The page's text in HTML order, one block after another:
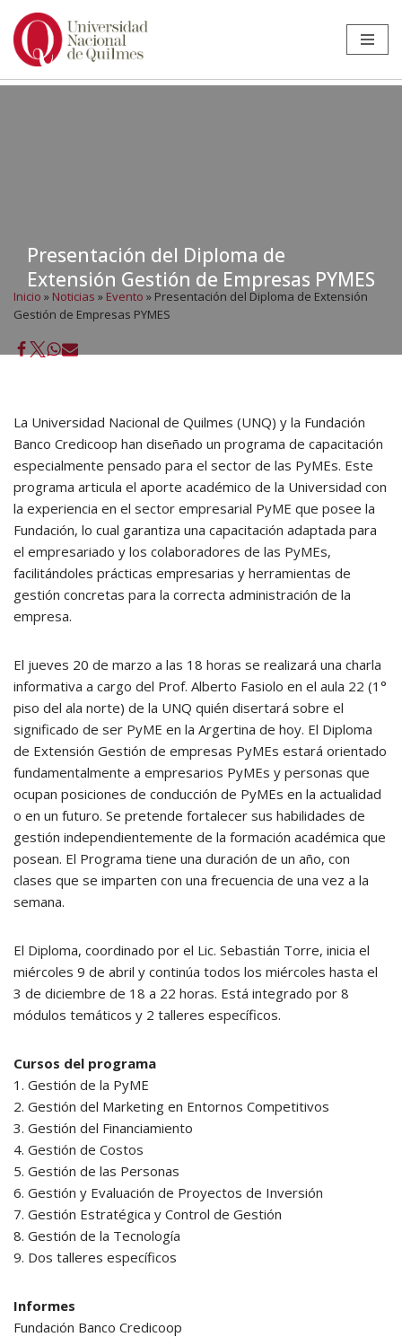
Ir
Presentación del Diploma de
Extensión Gestión de Empresas PYMES
Inicio » Noticias » Evento » Presentación del Diploma de Extensión
Gestión de Empresas PYMES
La Universidad Nacional de Quilmes (UNQ) y la Fundación
Banco Credicoop han diseñado un programa de capacitación
especialmente pensado para el sector de las PyMEs. Este
programa articula el aporte académico de la Universidad con
la experiencia en el sector empresarial PyME que posee la
Fundación, lo cual garantiza una capacitación adaptada para
el empresariado y los colaboradores de las PyMEs,
facilitándoles prácticas empresarias y herramientas de
gestión concretas para la correcta administración de la
empresa.
El jueves 20 de marzo a las 18 horas se realizará una charla
informativa a cargo del Prof. Alberto Fasiolo en el aula 22 (1°
piso del ala norte) de la UNQ quién disertará sobre el
significado de ser PyME en la Argertina de hoy. El Diploma
de Extensión Gestión de empresas PyMEs estará orientado
fundamentalmente a empresarios PyMEs y personas que
ocupan posiciones de conducción de PyMEs en la actualidad
o en un futuro. Se pretende fortalecer sus habilidades de
gestión independientemente de la formación académica que
posean. El Programa tiene una duración de un año, con
clases que se imparten con una frecuencia de una vez a la
semana.
El Diploma, coordinado por el Lic. Sebastián Torre, inicia el
miércoles 9 de abril y continúa todos los miércoles hasta el
3 de diciembre de 18 a 22 horas. Está integrado por 8
módulos temáticos y 2 talleres específicos.
Cursos del programa
1. Gestión de la PyME
2. Gestión del Marketing en Entornos Competitivos
3. Gestión del Financiamiento
4. Gestión de Costos
5. Gestión de las Personas
6. Gestión y Evaluación de Proyectos de Inversión
7. Gestión Estratégica y Control de Gestión
8. Gestión de la Tecnología
9. Dos talleres específicos
Informes
Fundación Banco Credicoop